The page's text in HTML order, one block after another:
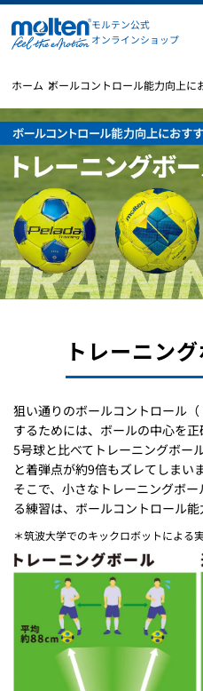
モルテン公式
オンラインショップ
ホーム ボールコントロール能力向上に
トレーニン
狙い通りのボールコントロール
するためには、ボールの中心を正
5号球と比べてトレーニングボー
と着弾点が約9倍もズレてしまいま
そこで、小さなトレーニングボ
る練習は、ボールコントロール能
＊筑波大学でのキックロボットによる